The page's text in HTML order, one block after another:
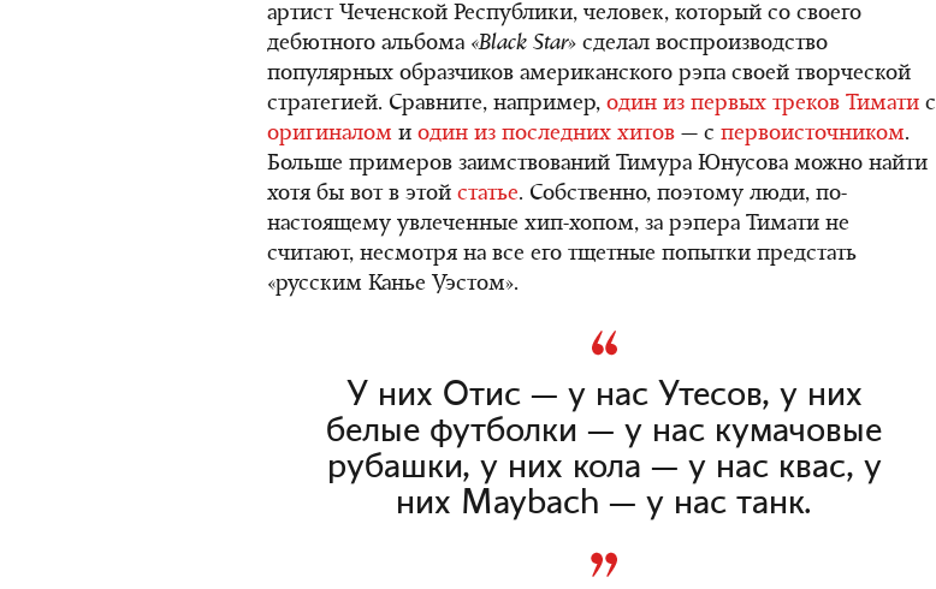
артист Чеченской Республики, человек, который со своего
дебютного альбома «Black Star» сделал воспроизводство
популярных образчиков американского рэпа своей творческой
стратегией. Сравните, например, один из первых треков Тимати с
оригиналом и один из последних хитов — с первоисточником.
Больше примеров заимствований Тимура Юнусова можно найти
хотя бы вот в этой статье. Собственно, поэтому люди, по-
настоящему увлеченные хип-хопом, за рэпера Тимати не
считают, несмотря на все его тщетные попытки предстать
«русским Канье Уэстом».
У них Отис — у нас Утесов, у них
белые футболки — у нас кумачовые
рубашки, у них кола — у нас квас, у
них Maybach — у нас танк.